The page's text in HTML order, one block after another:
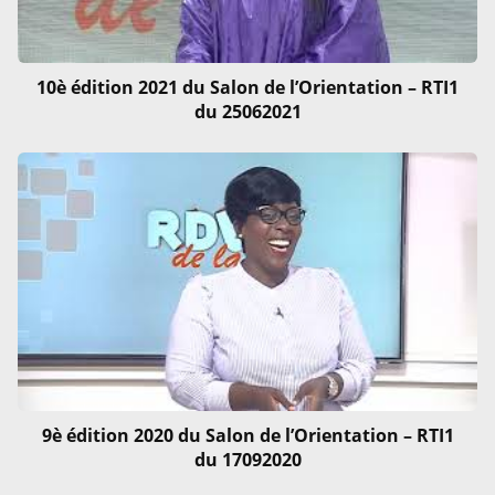
10è édition 2021 du Salon de l’Orientation – RTI1
du 25062021
9è édition 2020 du Salon de l’Orientation – RTI1
du 17092020